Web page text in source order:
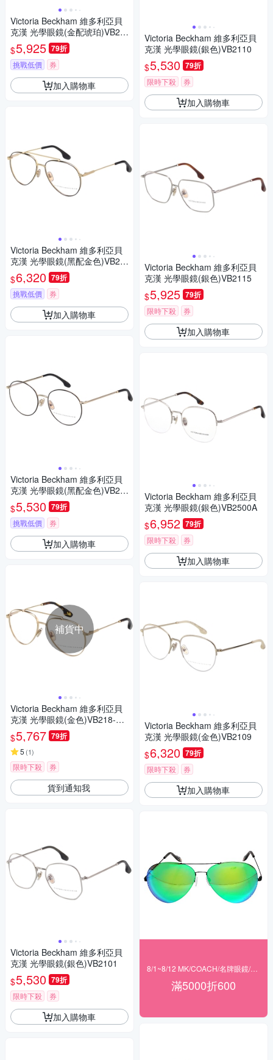
Victoria Beckham 維多利亞貝
克漢 光學眼鏡(金配琥珀)VB21
15
$5,925 79折
挑戰低價 券
加入購物車
Victoria Beckham 維多利亞貝
克漢 光學眼鏡(黑配金色)VB21
$6,320 79折
挑戰低價 券
加入購物車
Victoria Beckham 維多利亞貝
克漢 光學眼鏡(黑配金色)VB21
10
$5,530 79折
挑戰低價 券
加入購物車
補貨中
Victoria Beckham 維多利亞貝
克漢 光學眼鏡(金色)VB218-71
$5,767 79折
5 (1)
限時下殺 券
貨到通知我
Victoria Beckham 維多利亞貝
克漢 光學眼鏡(銀色)VB2101
$5,530 79折
限時下殺 券
加入購物車
Victoria Beckham 維多利亞貝
克漢 光學眼鏡(銀色)VB2110
$5,530 79折
限時下殺 券
加入購物車
Victoria Beckham 維多利亞貝
克漢 光學眼鏡(銀色)VB2115
$5,925 79折
限時下殺 券
加入購物車
Victoria Beckham 維多利亞貝
克漢 光學眼鏡(銀色)VB2500A
$6,952 79折
限時下殺 券
加入購物車
Victoria Beckham 維多利亞貝
克漢 光學眼鏡(金色)VB2109
$6,320 79折
限時下殺 券
加入購物車
8/1~8/12 MK/COACH/名牌眼鏡/agnes b 滿$5000現折600
滿5000折600